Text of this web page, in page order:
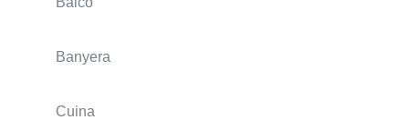
Banyera
Cuina